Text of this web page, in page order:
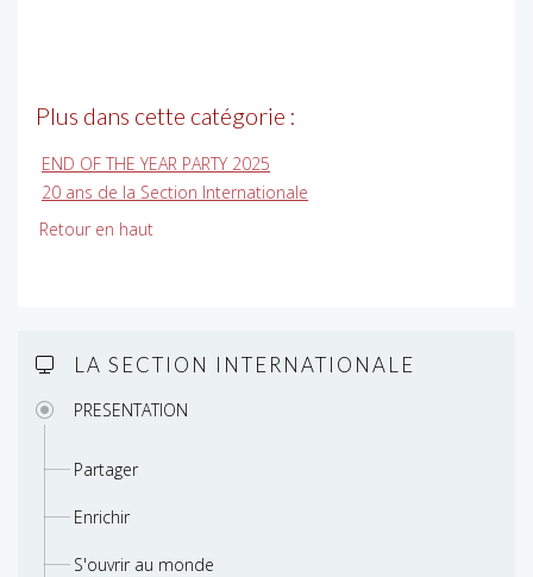
Plus dans cette catégorie :
END OF THE YEAR PARTY 2025
20 ans de la Section Internationale
Retour en haut
LA SECTION INTERNATIONALE
PRESENTATION
Partager
Enrichir
S'ouvrir au monde